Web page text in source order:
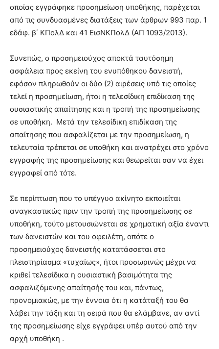
οποίας εγγράφηκε προσημείωση υποθήκης, παρέχεται
από τις συνδυασμένες διατάξεις των άρθρων 993 παρ. 1
εδάφ. β΄ ΚΠολΔ και 41 ΕισΝΚΠολΔ (ΑΠ 1093/2013).
Συνεπώς, ο προσημειούχος αποκτά ταυτόσημη
ασφάλεια προς εκείνη του ενυπόθηκου δανειστή,
εφόσον πληρωθούν οι δύο (2) αιρέσεις υπό τις οποίες
τελεί η προσημείωση, ήτοι η τελεσίδικη επιδίκαση της
ουσιαστικής απαίτησης και η τροπή της προσημείωσης
σε υποθήκη. Μετά την τελεσίδικη επιδίκαση της
απαίτησης που ασφαλίζεται με την προσημείωση, η
τελευταία τρέπεται σε υποθήκη και ανατρέχει στο χρόνο
εγγραφής της προσημείωσης και θεωρείται σαν να έχει
εγγραφεί από τότε.
Σε περίπτωση που το υπέγγυο ακίνητο εκποιείται
αναγκαστικώς πριν την τροπή της προσημείωσης σε
υποθήκη, τούτο μετουσιώνεται σε χρηματική αξία έναντι
των δανειστών και του οφειλέτη, οπότε ο
προσημειούχος δανειστής κατατάσσεται στο
πλειστηρίασμα «τυχαίως», ήτοι προσωρινώς μέχρι να
κριθεί τελεσίδικα η ουσιαστική βασιμότητα της
ασφαλιζόμενης απαίτησής του και, πάντως,
προνομιακώς, με την έννοια ότι η κατάταξή του θα
λάβει την τάξη και τη σειρά που θα ελάμβανε, αν αντί
της προσημείωσης είχε εγγράφει υπέρ αυτού από την
αρχή υποθήκη .